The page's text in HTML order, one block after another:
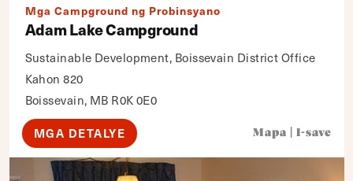
Mga Campground ng Probinsyano
Adam Lake Campground
Sustainable Development, Boissevain District Office
Kahon 820
Boissevain, MB R0K 0E0
MGA DETALYE Mapa I-save